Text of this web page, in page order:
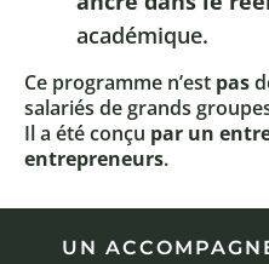
académique.
Ce programme n’est pas
salariés de grands
Il a été conçu par un
entrepreneurs.
UN